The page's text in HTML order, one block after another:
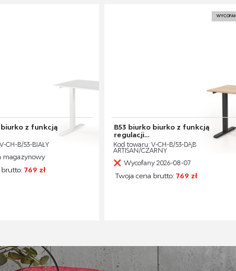
biurko z funkcją
CH-B/53-BIAŁY
magazynowy
brutto: 769 zł
B53 biurko biurko z funkcją
regulacji...
Kod towaru: V-CH-B/53-DĄB
ARTISAN/CZARNY
Wycofany 2026-08-07
Twoja cena brutto: 769 zł